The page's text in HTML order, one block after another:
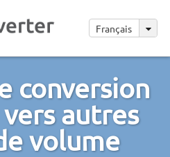
Français
conversion
autres
volume